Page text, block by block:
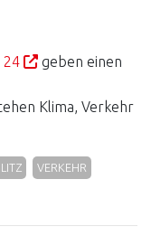
24
geben einen
Klima, Verkehr
VERKEHR